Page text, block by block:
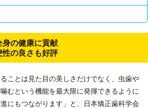
の健康に貢献
の良さも好評
ることは見た目の美しさだけでなく、虫歯や
むという機能を最大限に発揮できるように
にもつながります」と、日本矯正歯科学会